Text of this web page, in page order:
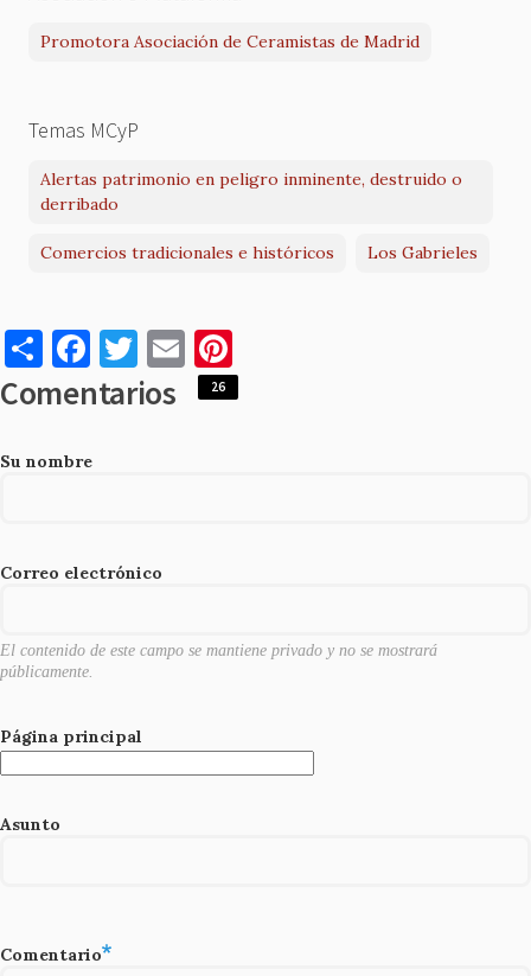
Promotora Asociación de Ceramistas de Madrid
Temas MCyP
Alertas patrimonio en peligro inminente, destruido o
derribado
Comercios tradicionales e históricos Los Gabrieles
S
h
ar
e
F
a
c
e
o
T
w
it
E
m nt
Comentarios 26
Su nombre
Correo electrónico
El contenido de este campo se mantiene privado y no se mostrará
públicamente.
Página principal
Asunto
Comentario